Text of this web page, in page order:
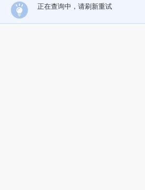
正在查询中，请刷新重试